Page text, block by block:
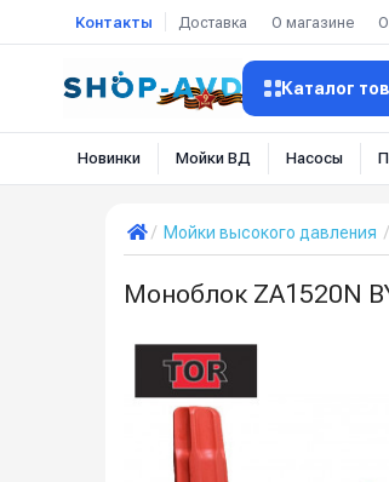
Контакты Доставка О магазине
Каталог
Новинки Мойки ВД Насосы
Мойки высокого давления
Моноблок ZA1520N